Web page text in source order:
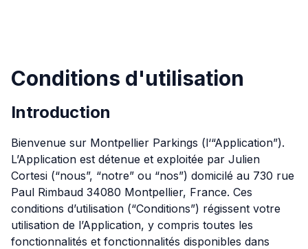
Conditions d'utilisation
Introduction
Bienvenue sur Montpellier Parkings (l‘“Application”).
L’Application est détenue et exploitée par Julien
Cortesi (“nous”, “notre” ou “nos”) domicilé au 730 rue
Paul Rimbaud 34080 Montpellier, France. Ces
conditions d’utilisation (“Conditions”) régissent votre
utilisation de l’Application, y compris toutes les
fonctionnalités et fonctionnalités disponibles dans